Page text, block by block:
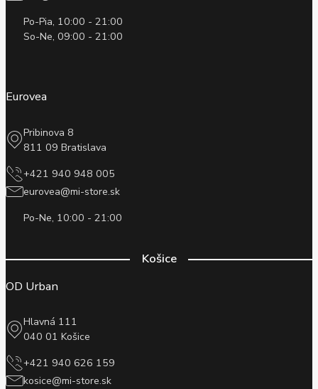
Po-Pia, 10:00 - 21:00
So-Ne, 09:00 - 21:00
Eurovea
Pribinova 8
811 09 Bratislava
+421 940 948 005
eurovea@mi-store.sk
Po-Ne, 10:00 - 21:00
Košice
OD Urban
Hlavná 111
040 01 Košice
+421 940 626 159
kosice@mi-store.sk